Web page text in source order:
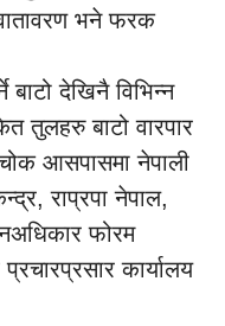
भने फरक
बाटो देखिनै विभिन्न
तुलहरु बाटो वारपार
आसपासमा नेपाली
राप्रपा नेपाल,
फोरम
कार्यालय